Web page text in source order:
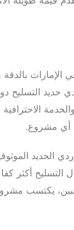
الإمارات بالدقة
حديد التسليح
والخدمة
أي مشروع.
الحديد
التسليح أكثر
يكتسب